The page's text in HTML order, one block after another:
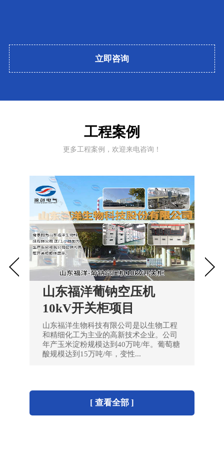
立即咨询
工程案例
更多工程案例，欢迎来电咨询！
山东福洋葡钠空压机
10kV开关柜项目
山东福洋生物科技有限公司是以生物工程
和精细化工为主业的高新技术企业。公司
年产玉米淀粉规模达到40万吨/年。葡萄糖
酸规模达到15万吨/年，变性...
[ 查看全部 ]